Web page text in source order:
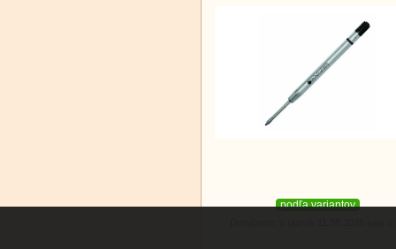
podľa variantov